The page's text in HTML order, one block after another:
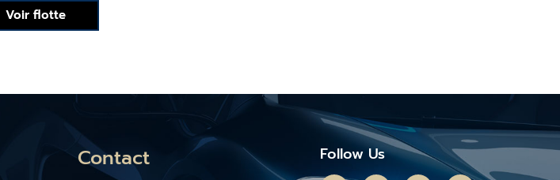
Voir flotte
Contact Follow Us